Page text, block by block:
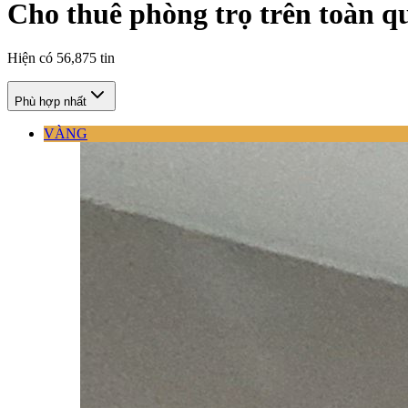
Cho thuê phòng trọ trên toàn
Hiện có 56,875 tin
Phù hợp nhất
VÀNG